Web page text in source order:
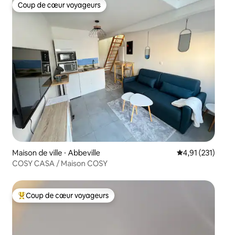
Coup de cœur voyageurs
Coup de cœur voyageurs
Maison de ville ⋅ Abbeville Évaluation
4,91 (231)
COSY CASA / Maison COSY
Coups de cœur voyageurs les plus appréciés
Coup de cœur voyageurs